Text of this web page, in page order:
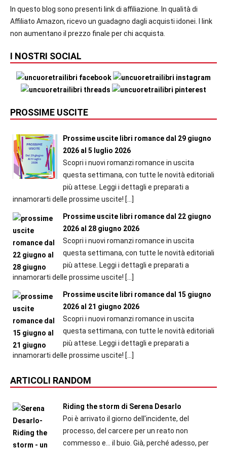
In questo blog sono presenti link di affiliazione. In qualità di
Affiliato Amazon, ricevo un guadagno dagli acquisti idonei. I link
non aumentano il prezzo finale per chi acquista.
I NOSTRI SOCIAL
PROSSIME USCITE
Prossime uscite libri romance dal 29 giugno
2026 al 5 luglio 2026
Scopri i nuovi romanzi romance in uscita
questa settimana, con tutte le novità editoriali
più attese. Leggi i dettagli e preparati a
innamorarti delle prossime uscite! […]
Prossime uscite libri romance dal 22 giugno
2026 al 28 giugno 2026
Scopri i nuovi romanzi romance in uscita
questa settimana, con tutte le novità editoriali
più attese. Leggi i dettagli e preparati a
innamorarti delle prossime uscite! […]
Prossime uscite libri romance dal 15 giugno
2026 al 21 giugno 2026
Scopri i nuovi romanzi romance in uscita
questa settimana, con tutte le novità editoriali
più attese. Leggi i dettagli e preparati a
innamorarti delle prossime uscite! […]
ARTICOLI RANDOM
Riding the storm di Serena Desarlo
Poi è arrivato il giorno dell'incidente, del
processo, del carcere per un reato non
commesso e… il buio. Già, perché adesso, per